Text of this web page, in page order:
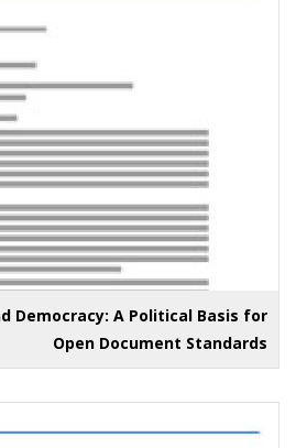
Democracy: A Political Basis for
Open Document Standards